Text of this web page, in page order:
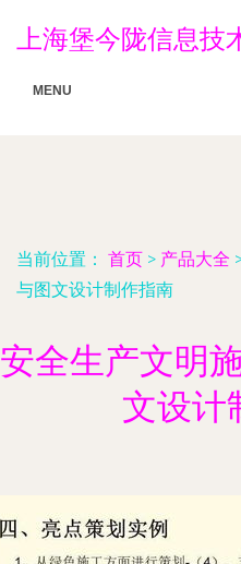
上海堡今陇信息技
MENU
当前位置： 首页 > 产品大全
与图文设计制作指南
安全生产文明
文设计